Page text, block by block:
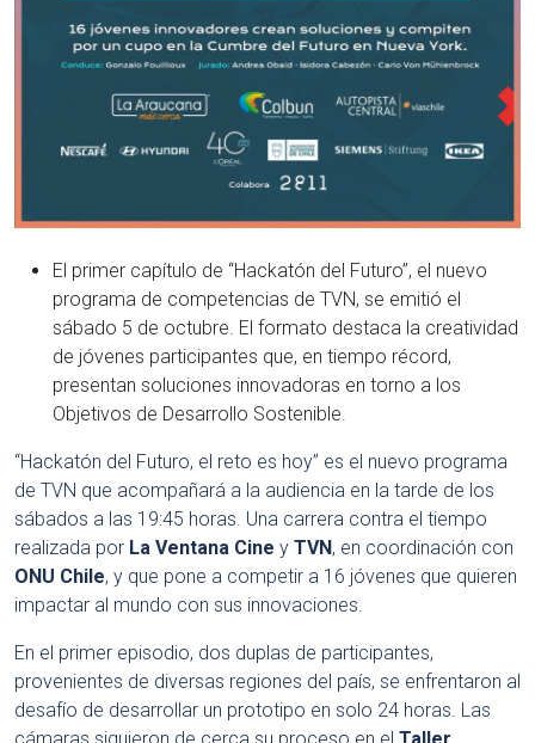
El primer capítulo de “Hackatón del Futuro”, el nuevo
programa de competencias de TVN, se emitió el
sábado 5 de octubre. El formato destaca la creatividad
de jóvenes participantes que, en tiempo récord,
presentan soluciones innovadoras en torno a los
Objetivos de Desarrollo Sostenible.
“Hackatón del Futuro, el reto es hoy” es el nuevo programa
de TVN que acompañará a la audiencia en la tarde de los
sábados a las 19:45 horas. Una carrera contra el tiempo
realizada por La Ventana Cine y TVN , en coordinación con
ONU Chile, y que pone a competir a 16 jóvenes que quieren
impactar al mundo con sus innovaciones.
En el primer episodio, dos duplas de participantes,
provenientes de diversas regiones del país, se enfrentaron al
desafío de desarrollar un prototipo en solo 24 horas. Las